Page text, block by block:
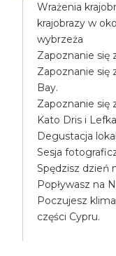
Wrażenia
krajobrazy w
wybrzeża
Zapoznanie się
Zapoznanie się
Bay.
Zapoznanie się
Kato Dris i
Degustacja
Sesja
Spędzisz dzień
Popływasz na
Poczujesz
części Cypru.